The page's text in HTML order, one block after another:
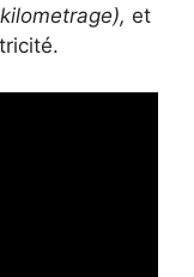
et